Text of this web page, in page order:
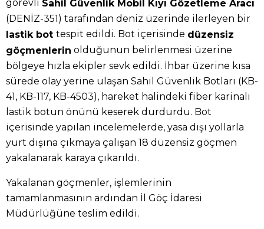
görevli Sahil Güvenlik Mobil Kıyı Gözetleme Aracı
(DENİZ-351) tarafından deniz üzerinde ilerleyen bir
lastik bot tespit edildi. Bot içerisinde düzensiz
göçmenlerin olduğunun belirlenmesi üzerine
bölgeye hızla ekipler sevk edildi. İhbar üzerine kısa
sürede olay yerine ulaşan Sahil Güvenlik Botları (KB-
41, KB-117, KB-4503), hareket halindeki fiber karinalı
lastik botun önünü keserek durdurdu. Bot
içerisinde yapılan incelemelerde, yasa dışı yollarla
yurt dışına çıkmaya çalışan 18 düzensiz göçmen
yakalanarak karaya çıkarıldı.
Yakalanan göçmenler, işlemlerinin
tamamlanmasının ardından İl Göç İdaresi
Müdürlüğüne teslim edildi.